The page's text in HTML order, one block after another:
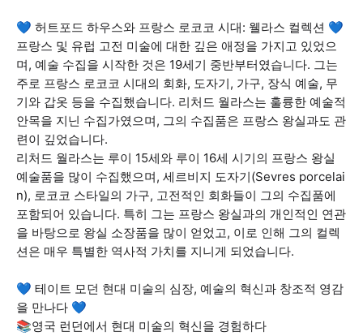
💙 허트포드 하우스와 프랑스 로코코 시대: 웰라스 컬렉션 💙
프랑스 및 유럽 고전 미술에 대한 깊은 애정을 가지고 있었으
며, 예술 수집을 시작한 것은 19세기 중반부터였습니다. 그는
주로 프랑스 로코코 시대의 회화, 도자기, 가구, 장식 예술, 무
기와 갑옷 등을 수집했습니다. 리처드 월라스는 훌륭한 예술적
안목을 지닌 수집가였으며, 그의 수집품은 프랑스 왕실과도 관
련이 깊었습니다.
리처드 월라스는 루이 15세와 루이 16세 시기의 프랑스 왕실
예술품을 많이 수집했으며, 세르비지 도자기(Sevres porcelai
n), 로코코 스타일의 가구, 고전적인 회화들이 그의 수집품에
포함되어 있습니다. 특히 그는 프랑스 왕실과의 개인적인 연관
을 바탕으로 왕실 소장품을 많이 얻었고, 이로 인해 그의 컬렉
션은 매우 특별한 역사적 가치를 지니게 되었습니다.
💙 테이트 모던 현대 미술의 심장, 예술의 혁신과 창조적 영감
을 만나다 💙
📚영국 런던에서 현대 미술의 혁신을 경험하다